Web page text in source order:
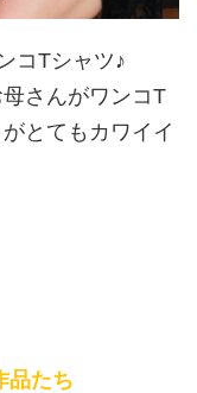
コTシャツ♪
さんがワンコT
とてもカワイイ
品たち